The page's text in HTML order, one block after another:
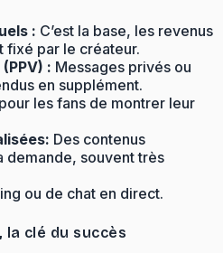
: C’est la base, les revenus
fixé par le créateur.
: Messages privés ou
en supplément.
les fans de montrer leur
Des contenus
demande, souvent très
ou de chat en direct.
clé du succès